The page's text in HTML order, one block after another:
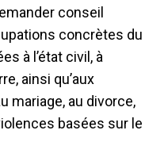
conseil
concrètes du
à l’état civil, à
ainsi qu’aux
mariage, au divorce,
basées sur le